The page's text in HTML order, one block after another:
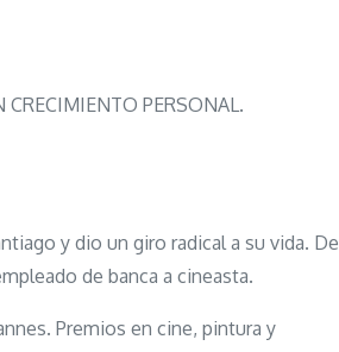
PASOSPERSONAL.
y dio un giro radical a su vida. De
de banca a cineasta.
Premios en cine, pintura y